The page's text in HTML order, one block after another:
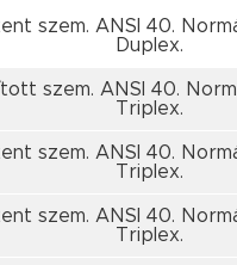
szem. ANSI 40.
Duplex.
szem. ANSI 40.
Triplex.
szem. ANSI 40.
Triplex.
szem. ANSI 40.
Triplex.